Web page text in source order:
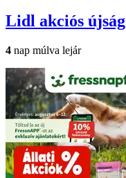
Lidl akciós újság
4 nap múlva lejár